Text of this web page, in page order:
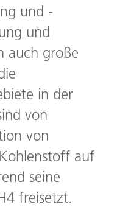
und -
und
auch große
in der
von
von
auf
seine
freisetzt.